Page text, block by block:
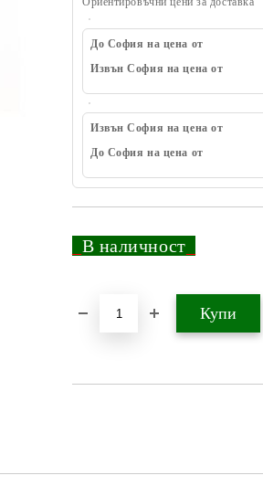
До София на цена от
Извън София на цена от
Извън София на цена от
До София на цена от
В наличност